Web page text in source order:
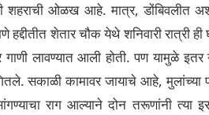
शहराची ओळख आहे. मात्र, डोंबिवलीत
हद्दीतीत शेतार चौक येथे शनिवारी रात्री
लावण्यात आली होती. पण यामुळे इतर
सकाळी कामावर जायाचे आहे,
राग आल्याने दोन तरूणांनी त्या